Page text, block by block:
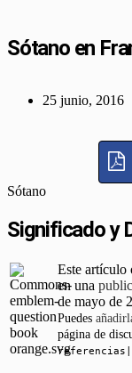
Sótano en
25 junio, 2016
Sótano
Significado y
Este artículo
en una
de mayo de
Puedes
página de